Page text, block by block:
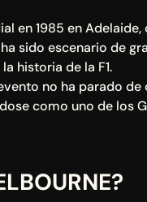
en 1985 en
sido escenario de
historia de la F1.
no ha parado
como uno de los